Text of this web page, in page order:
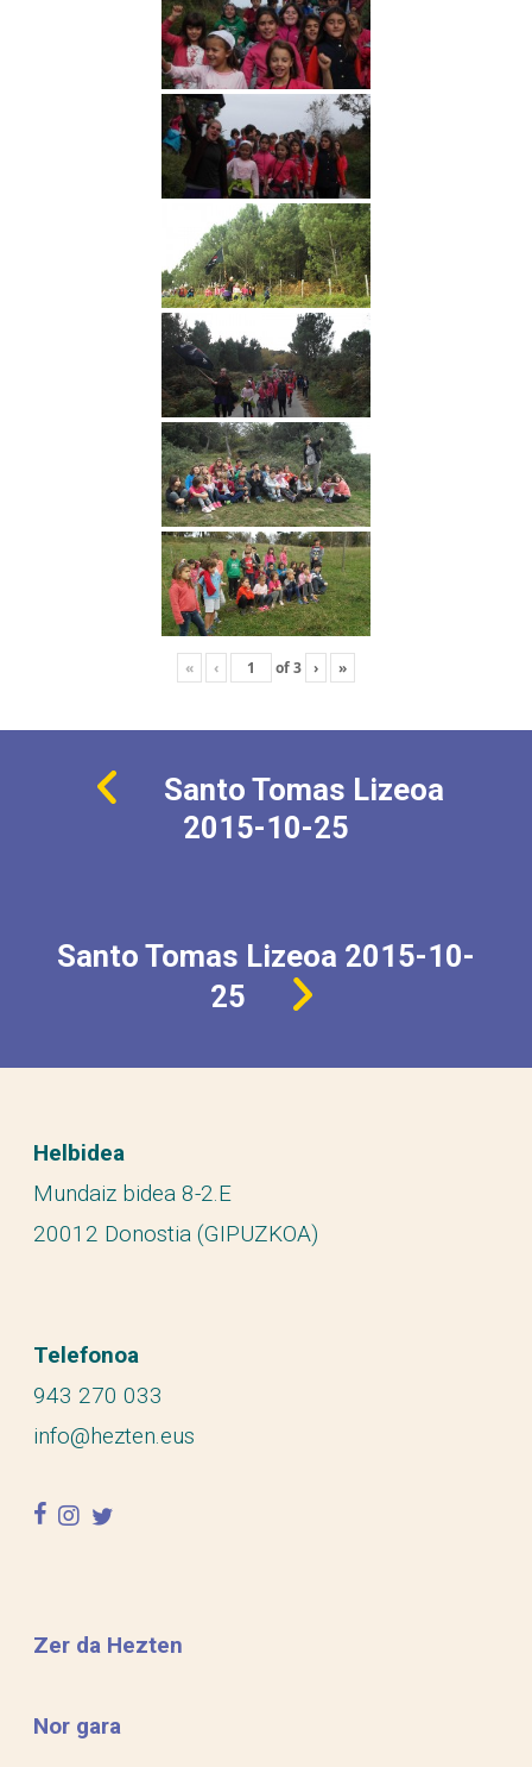
« ‹ of3 › »
Santo Tomas Lizeoa
2015-10-25
Santo Tomas Lizeoa 2015-10-
25
Helbidea
Mundaiz bidea 8-2.E
20012 Donostia (GIPUZKOA)
Telefonoa
943 270 033
info@hezten.eus
facebook
instagram
twitter
Zer da Hezten
Nor gara